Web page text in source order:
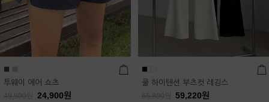
투웨이 에어 쇼츠
49,800 24,900원
쿨 하이텐션 부츠컷 레깅스
65,800 59,220원